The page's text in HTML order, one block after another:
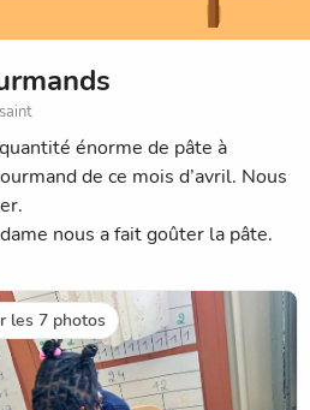
énorme de pâte à
de ce mois d’avril. Nous
nous a fait goûter la pâte.
les 7 photos